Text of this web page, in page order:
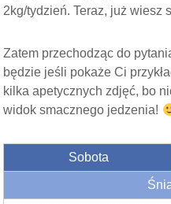
2kg/tydzień. Teraz, już wiesz
Zatem przechodząc do
będzie jeśli pokaże Ci
kilka apetycznych zdjęć, bo
widok smacznego jedzenia!
Sobota